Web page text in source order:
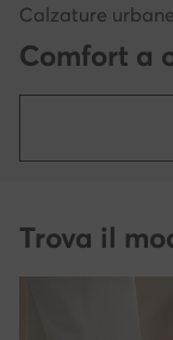
Calzature urbane
Comfort a
Trova il